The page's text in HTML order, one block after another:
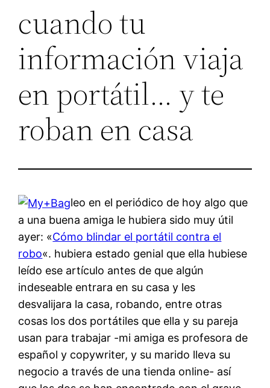
cuando tu
información viaja
en portátil… y te
roban en casa
leo en el periódico de hoy algo que
a una buena amiga le hubiera sido muy útil
ayer: «Cómo blindar el portátil contra el
robo«. hubiera estado genial que ella hubiese
leído ese artículo antes de que algún
indeseable entrara en su casa y les
desvalijara la casa, robando, entre otras
cosas los dos portátiles que ella y su pareja
usan para trabajar -mi amiga es profesora de
español y copywriter, y su marido lleva su
negocio a través de una tienda online- así